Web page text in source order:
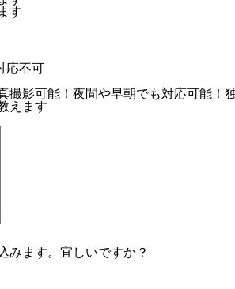
応不可
撮影可能！ 夜間や早朝でも対応可能！
えます
みます。宜しいですか？